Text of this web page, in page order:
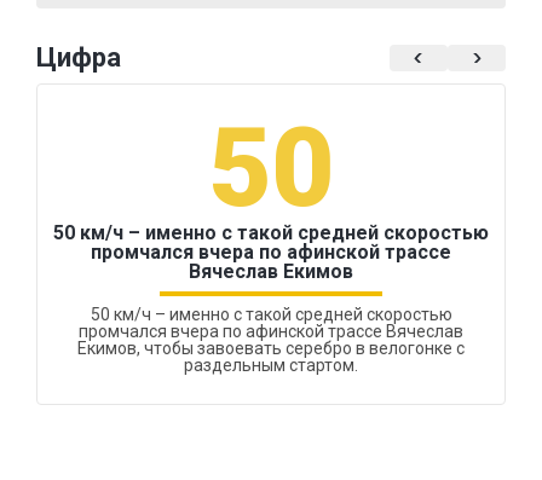
Цифра
50
50 км/ч – именно с такой средней скоростью
промчался вчера по афинской трассе
Вячеслав Екимов
50 км/ч – именно с такой средней скоростью
промчался вчера по афинской трассе Вячеслав
Екимов, чтобы завоевать серебро в велогонке с
раздельным стартом.